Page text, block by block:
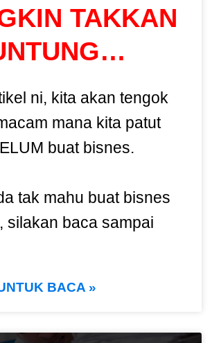
TAKKAN
ni, kita akan tengok
mana kita patut
buat bisnes.
tak mahu buat bisnes
silakan baca sampai
BACA »